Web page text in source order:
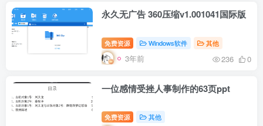
永久无广告 360压缩v1.001041国际版
免费资源 Windows软件 其他
3年前 236 0
一位感情受挫人事制作的63页ppt
免费资源 其他